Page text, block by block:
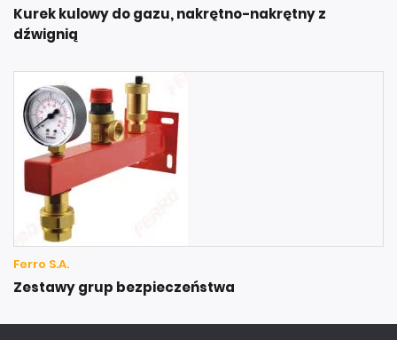
Kurek kulowy do gazu, nakrętno-nakrętny z
dźwignią
Ferro S.A.
Zestawy grup bezpieczeństwa